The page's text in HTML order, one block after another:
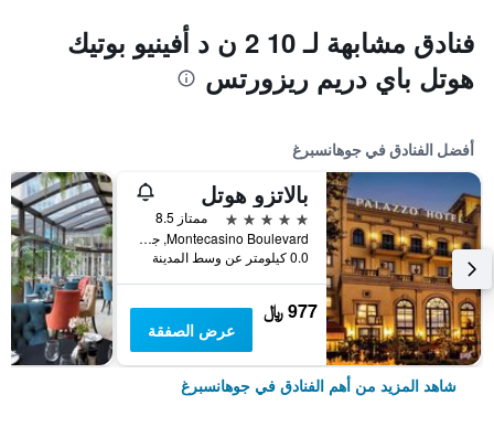
فنادق مشابهة لـ 10 2 ن د أفينيو بوتيك
هوتل باي دريم ريزورتس
أفضل الفنادق في جوهانسبرغ
بالاتزو هوتل
5 نجوم
ممتاز 8.5
Montecasino Boulevard, جوهانسبرغ, محافظة غاوتينج, جنوب أفريقيا
0.0 كيلومتر عن وسط المدينة
977 ﷼
عرض الصفقة
شاهد المزيد من أهم الفنادق في جوهانسبرغ